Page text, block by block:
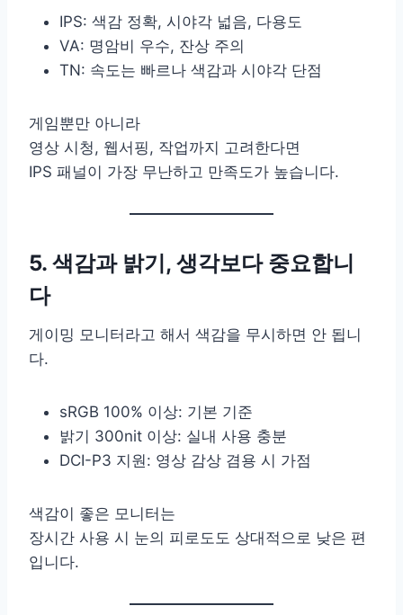
IPS: 색감 정확, 시야각 넓음, 다용도
VA: 명암비 우수, 잔상 주의
TN: 속도는 빠르나 색감과 시야각 단점
게임뿐만 아니라
영상 시청, 웹서핑, 작업까지 고려한다면
IPS 패널이 가장 무난하고 만족도가 높습니다.
5. 색감과 밝기, 생각보다 중요합니
다
게이밍 모니터라고 해서 색감을 무시하면 안 됩니
다.
sRGB 100% 이상: 기본 기준
밝기 300nit 이상: 실내 사용 충분
DCI-P3 지원: 영상 감상 겸용 시 가점
색감이 좋은 모니터는
장시간 사용 시 눈의 피로도도 상대적으로 낮은 편
입니다.